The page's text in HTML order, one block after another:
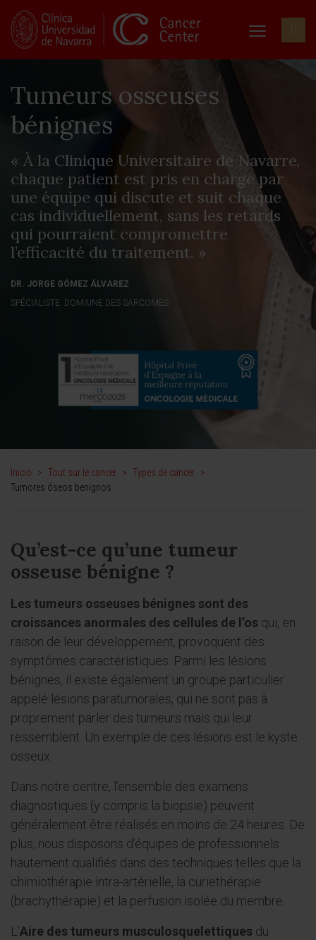
Tumeurs osseuses
bénignes
« À la Clinique Universitaire de Navarre,
chaque patient est pris en charge par
une équipe qui discute et suit chaque
cas individuellement, sans les retards
qui pourraient compromettre
l’efficacité du traitement. »
DR. JORGE GÓMEZ ÁLVAREZ
SPÉCIALISTE. DOMAINE DES SARCOMES
Inicio > Tout sur le cancer > Types de cancer >
Tumores óseos benignos
Qu’est-ce qu’une tumeur
osseuse bénigne ?
Les tumeurs osseuses bénignes sont des
croissances anormales des cellules de l’os qui, en
raison de leur développement, provoquent des
symptômes caractéristiques. Parmi les lésions
bénignes, il existe également un groupe particulier
appelé lésions paratumorales, qui ne sont pas à
proprement parler des tumeurs mais qui leur
ressemblent. Un exemple de ces lésions est le kyste
osseux.
Dans notre centre, l’ensemble des examens
diagnostiques (y compris la biopsie) peuvent
généralement être réalisés en moins de 24 heures. De
plus, nous disposons d’équipes de professionnels
hautement qualifiés dans des techniques telles que la
chimiothérapie intra-artérielle, la curiethérapie
(brachythérapie) et la perfusion isolée du membre.
L’Aire des tumeurs musculosquelettiques du